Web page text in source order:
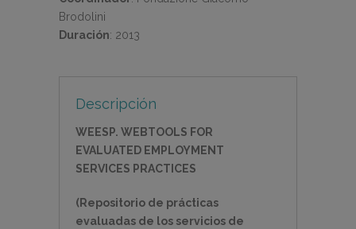
Brodolini
Duración: 2013
Descripción
WEESP. WEBTOOLS FOR
EVALUATED EMPLOYMENT
SERVICES PRACTICES
(Repositorio de prácticas
evaluadas de los servicios de